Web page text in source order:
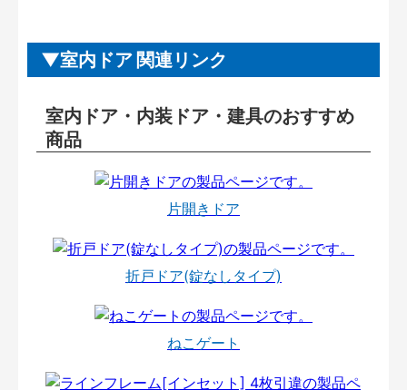
室内ドア 関連リンク
室内ドア・内装ドア・建具のおすすめ
商品
片開きドア
折戸ドア(錠なしタイプ)
ねこゲート